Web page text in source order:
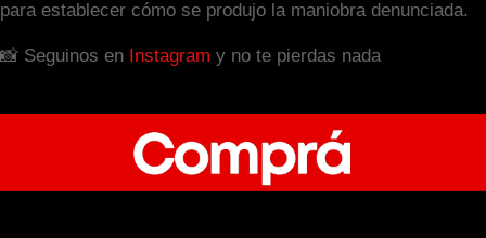
para establecer cómo se produjo la maniobra denunciada.
📸 Seguinos en Instagram y no te pierdas nada